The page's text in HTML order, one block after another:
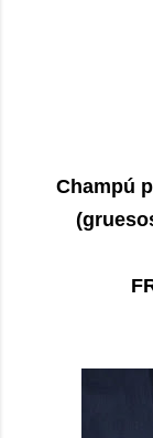
Champú